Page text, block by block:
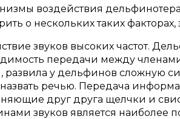
воздействия
о нескольких таких
звуков высоких частот.
передачи между
развила у дельфинов сложную
речью. Передача
друг друга щелчки и
звуков является наиболее